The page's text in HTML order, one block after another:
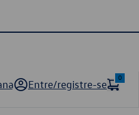
Entre/registre-se
0